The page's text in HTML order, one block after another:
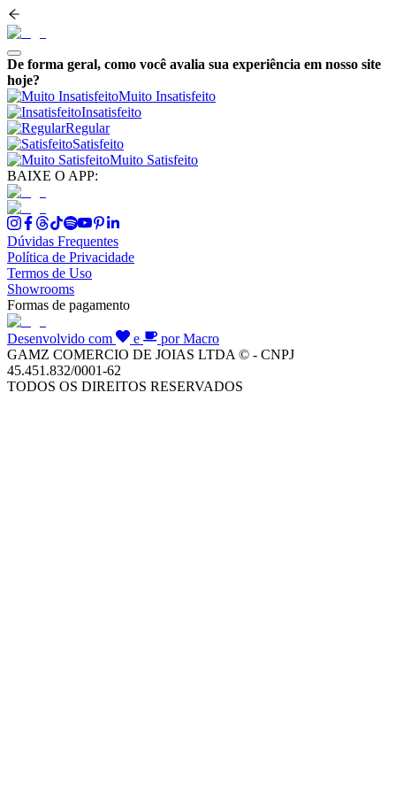
De forma geral, como você avalia sua experiência em nosso site
hoje?
Muito Insatisfeito
Insatisfeito
Regular
Satisfeito
Muito Satisfeito
BAIXE O APP:
Dúvidas Frequentes
Política de Privacidade
Termos de Uso
Showrooms
Formas de pagamento
Desenvolvido com e
por Macro
GAMZ COMERCIO DE JOIAS LTDA © - CNPJ
45.451.832/0001-62
TODOS OS DIREITOS RESERVADOS